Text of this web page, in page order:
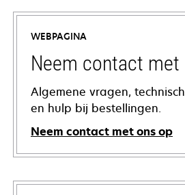
WEBPAGINA
Neem contact met
Algemene vragen,
en hulp bij bestellingen.
Neem contact met ons op